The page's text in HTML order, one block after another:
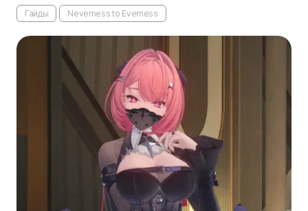
Гайды Neverness to Everness